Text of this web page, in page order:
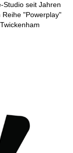
Studio seit Jahren
"Powerplay"